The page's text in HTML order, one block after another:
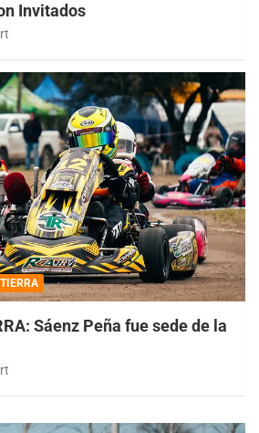
Invitados
Sáenz Peña fue sede de la